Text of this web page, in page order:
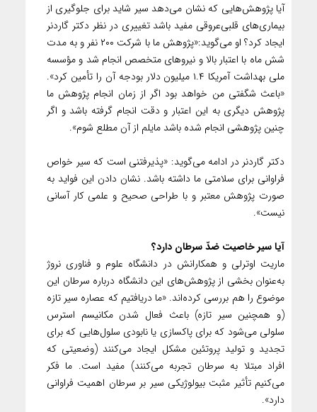
آیا پژوهش‌هایی که نشان می‌دهد سیر شاید برای جلوگیری از
بیماری‌های قلبی‌عروقی مفید باشد تغییری در نظر دکتر گاردنر
ایجاد کرد؟ او می‌گوید:«پژوهش ما با شرکت ۲۰۰ نفر و به مدت
شش ماه با اعتبار بالا و نیرو‌های متخصص انجام شد و مؤسسه
ملی بهداشت آمریکا ۱.۴ میلیون دلار بودجه آن را تأمین کرد».
«باعث شگفتی من خواهد بود اگر از زمان انجام پژوهش ما
پژوهش دیگری به این اعتبار و دقت انجام گرفته باشد و اگر
چنین پژوهشی انجام شده باشد مایلم از آن مطلع شوم».
دکتر گاردنر در ادامه می‌گوید: «پذیرفتنی است که سیر خواص
فراوانی برای سلامتی ما داشته باشد. نشان دادن این فواید به
صورت پژوهش معتبر و با طراحی صحیح و علمی کار آسانی
نیست».
آیا سیر خاصیت ضدّ سرطان دارد؟
ماریت اوترلی و همکارانش در دانشگاه علوم و فناوری نروژ
به‌عنوان بخشی از پژوهش‌های این دانشگاه درباره سرطان این
موضوع را هم بررسی کرده‌اند. «ما دریافتیم که عصاره سیر تازه
(و همچنین سیر تازه) باعث فعال شدن مکانیسم استرس
سلولی می‌شود که برای پاکسازی یا نابودی سلول‌هایی که برای
تجدید و تولید پروتئین مشکل ایجاد می‌کنند (وضعیتی که
افراد مبتلا به سرطان تجربه می‌کنند) مفید است. ما فکر
می‌کنیم تأثیر مثبت بیولوژیکی سیر بر سرطان اهمیت فراوانی
دارد».